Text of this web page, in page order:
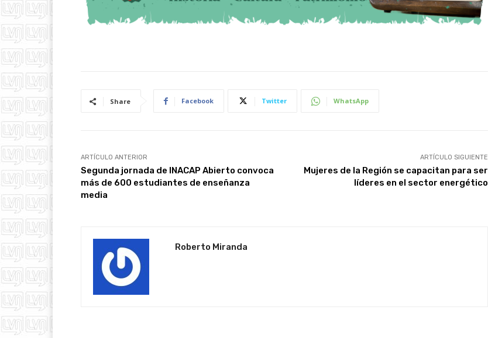
Share Facebook Twitter WhatsApp
ARTÍCULO ANTERIOR
Segunda jornada de INACAP Abierto convoca
más de 600 estudiantes de enseñanza
media
ARTÍCULO SIGUIENTE
Mujeres de la Región se capacitan para ser
líderes en el sector energético
Roberto Miranda